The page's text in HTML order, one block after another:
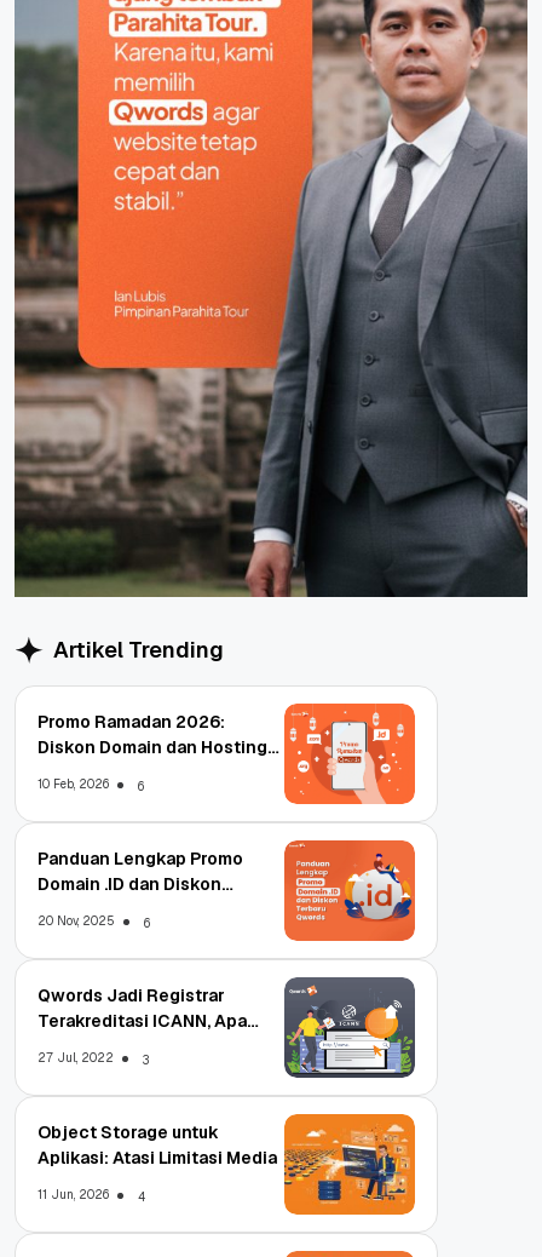
Artikel Trending
Promo Ramadan 2026:
Diskon Domain dan Hosting
10 Feb, 2026 6
Panduan Lengkap Promo
Domain .ID dan Diskon
20 Nov, 2025 6
Qwords Jadi Registrar
Terakreditasi ICANN, Apa
27 Jul, 2022 3
Object Storage untuk
Aplikasi: Atasi Limitasi Media
11 Jun, 2026 4